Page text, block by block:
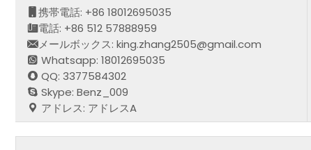
携帯電話: +86 18012695035
電話: +86 512 57888959
メールボックス: king.zhang2505@gmail.com
Whatsapp: 18012695035
QQ: 3377584302
Skype: Benz_009
アドレス: アドレスA